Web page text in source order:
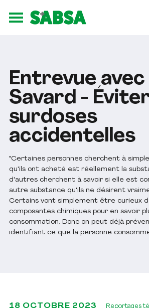
Ouvrir le menu
Entrevue
Savard -
surdoses
accidentelles
"Certaines personnes cherchent à
qu'ils ont acheté est réellement la
d'autres cherchent à savoir si elle est
autre substance qu'ils ne désirent
Certains vont simplement être curieux
composantes chimiques pour en savoir
consommation. Donc on peut déjà
identifiant ce que la personne
18 OCTOBRE 2023 Reportages